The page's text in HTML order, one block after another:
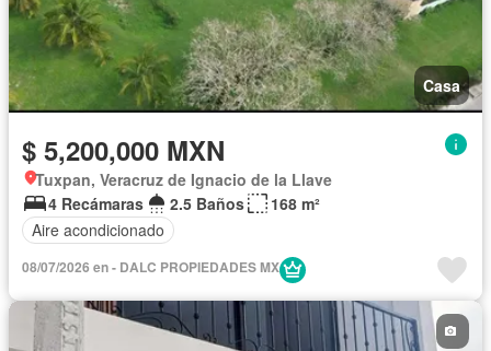
Casa
$ 5,200,000 MXN
Tuxpan, Veracruz de Ignacio de la Llave
4 Recámaras
2.5 Baños
168 m²
Aire acondicionado
08/07/2026 en - DALC PROPIEDADES MX